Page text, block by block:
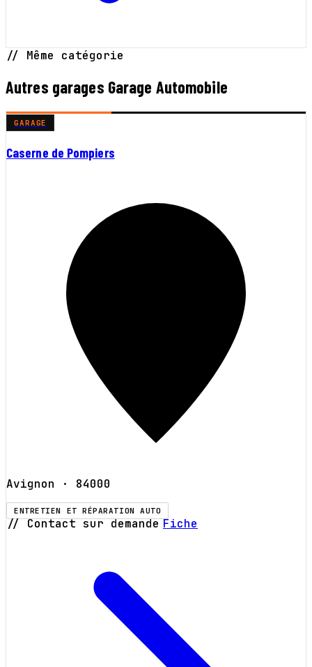
// Même catégorie
Autres garages Garage Automobile
GARAGE
Caserne de Pompiers
Avignon · 84000
ENTRETIEN ET RÉPARATION AUTO
// Contact sur demande Fiche